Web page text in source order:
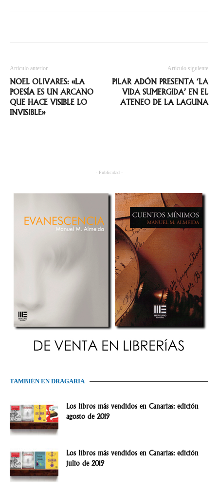
Artículo anterior
NOEL OLIVARES: «LA
POESÍA ES UN ARCANO
QUE HACE VISIBLE LO
INVISIBLE»
Artículo siguiente
PILAR ADÓN PRESENTA ‘LA
VIDA SUMERGIDA’ EN EL
ATENEO DE LA LAGUNA
- Publicidad -
TAMBIÉN EN DRAGARIA
Los libros más vendidos en Canarias: edición
agosto de 2019
Los libros más vendidos en Canarias: edición
julio de 2019